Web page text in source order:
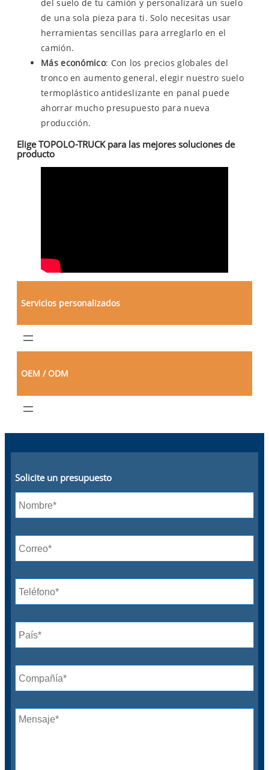
del suelo de tu camión y personalizará un suelo
de una sola pieza para ti. Solo necesitas usar
herramientas sencillas para arreglarlo en el
camión.
Más económico: Con los precios globales del
tronco en aumento general, elegir nuestro suelo
termoplástico antideslizante en panal puede
ahorrar mucho presupuesto para nueva
producción.
Elige TOPOLO-TRUCK para las mejores soluciones de
producto
Servicios personalizados
OEM / ODM
Solicite un presupuesto